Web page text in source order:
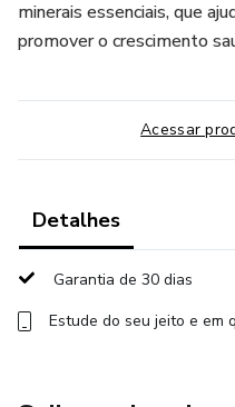
minerais essenciais, que
promover o crescimento
Acessar
Detalhes
Garantia de 30 dias
Estude do seu jeito e em